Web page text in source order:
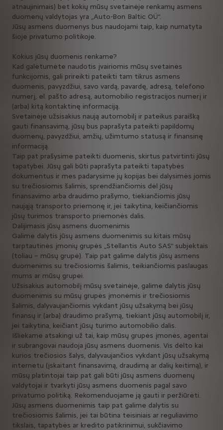
atnaujinimais) bet kokių mūsų svetainėje renkamų asmens
duomenų valdytojas yra „Auto-Bon Baltic OÜ“.
Jūsų asmens duomenys bus naudojami taip, kaip numatyta
šioje privatumo politikoje.
Kokius jūsų duomenis renkame?
Kad galėtumėte naudotis įvairiomis mūsų svetainės
funkcijomis, gali prireikti pateikti tam tikrus asmens
duomenis, pavyzdžiui, savo vardą, pavardę, adresą, telefono
numerį, el. pašto adresą, automobilio registracijos numerį ir
(arba) kitą kontaktinę informaciją.
Svetainėje užsisakius naują automobilį ir pateikus paraišką
gauti finansavimą, jūsų bus paprašyta pateikti papildomų
duomenų, pavyzdžiui, amžių, užimtumo statusą ir finansinę
informaciją.
Taip pat prašysime pateikti duomenis, skirtus patvirtinti jūsų
tapatybei. Jūsų gali būti paprašyta pateikti tapatybės
dokumentus ir mes padarysime jų kopijas bei dalysimės jomis
su trečiosiomis šalimis, sprendžiančiomis dėl jūsų
finansavimo arba draudimo prašymo, tiekiančiomis jūsų
naująją transporto priemonę ir, jei taikytina, keičiančiomis
jūsų turimos transporto priemonės dalis.
Dalijimasis jūsų asmens duomenimis
Galime dalytis jūsų asmens duomenimis su kitais mūsų
tarptautinės įmonių grupės „Stellantis Auto SAS“ subjektais
(toliau – mūsų grupė). Taip pat galime dalytis jūsų asmens
duomenimis su trečiosiomis šalimis, teikiančiomis paslaugas
mums ar mūsų grupei.
Užsisakius automobilį mūsų svetainėje, galime dalytis jūsų
duomenimis su mūsų grupės įmonėmis ir trečiosiomis
šalimis, dalyvaujančiomis vykdant jūsų užsakymą bei jūsų
finansų ir (arba) draudimo prašymą, tiekiant jūsų automobilį ir,
jei taikytina, keičiant jūsų turimo automobilio dalis.
Išliekame atsakingi už tai, kaip mūsų grupės įmonės, agentai
ir subrangovai naudoja jūsų asmens duomenis. Vis dėlto kai
kurios trečiosios šalys, dalyvaujančios vykdant jūsų užsakymą
internetu (įskaitant finansavimą, draudimą ar dalių keitimą), ir
mūsų platintojai taip pat gali būti jūsų asmens duomenų
valdytojai ir tvarkyti jūsų asmens duomenis pagal savo
privatumo politiką. Rekomenduojame ją gauti ir peržiūrėti.
Jūsų asmens duomenimis taip pat galime dalytis su
trečiosiomis šalimis, jei tai būtina teisiniais ar reguliavimo
tikslais, tapatybės ar kredito patikrinimui, sukčiavimo